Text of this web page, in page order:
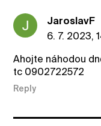
JaroslavF
6. 7. 2023,
Ahojte náhodou
tc 0902722572
Reply